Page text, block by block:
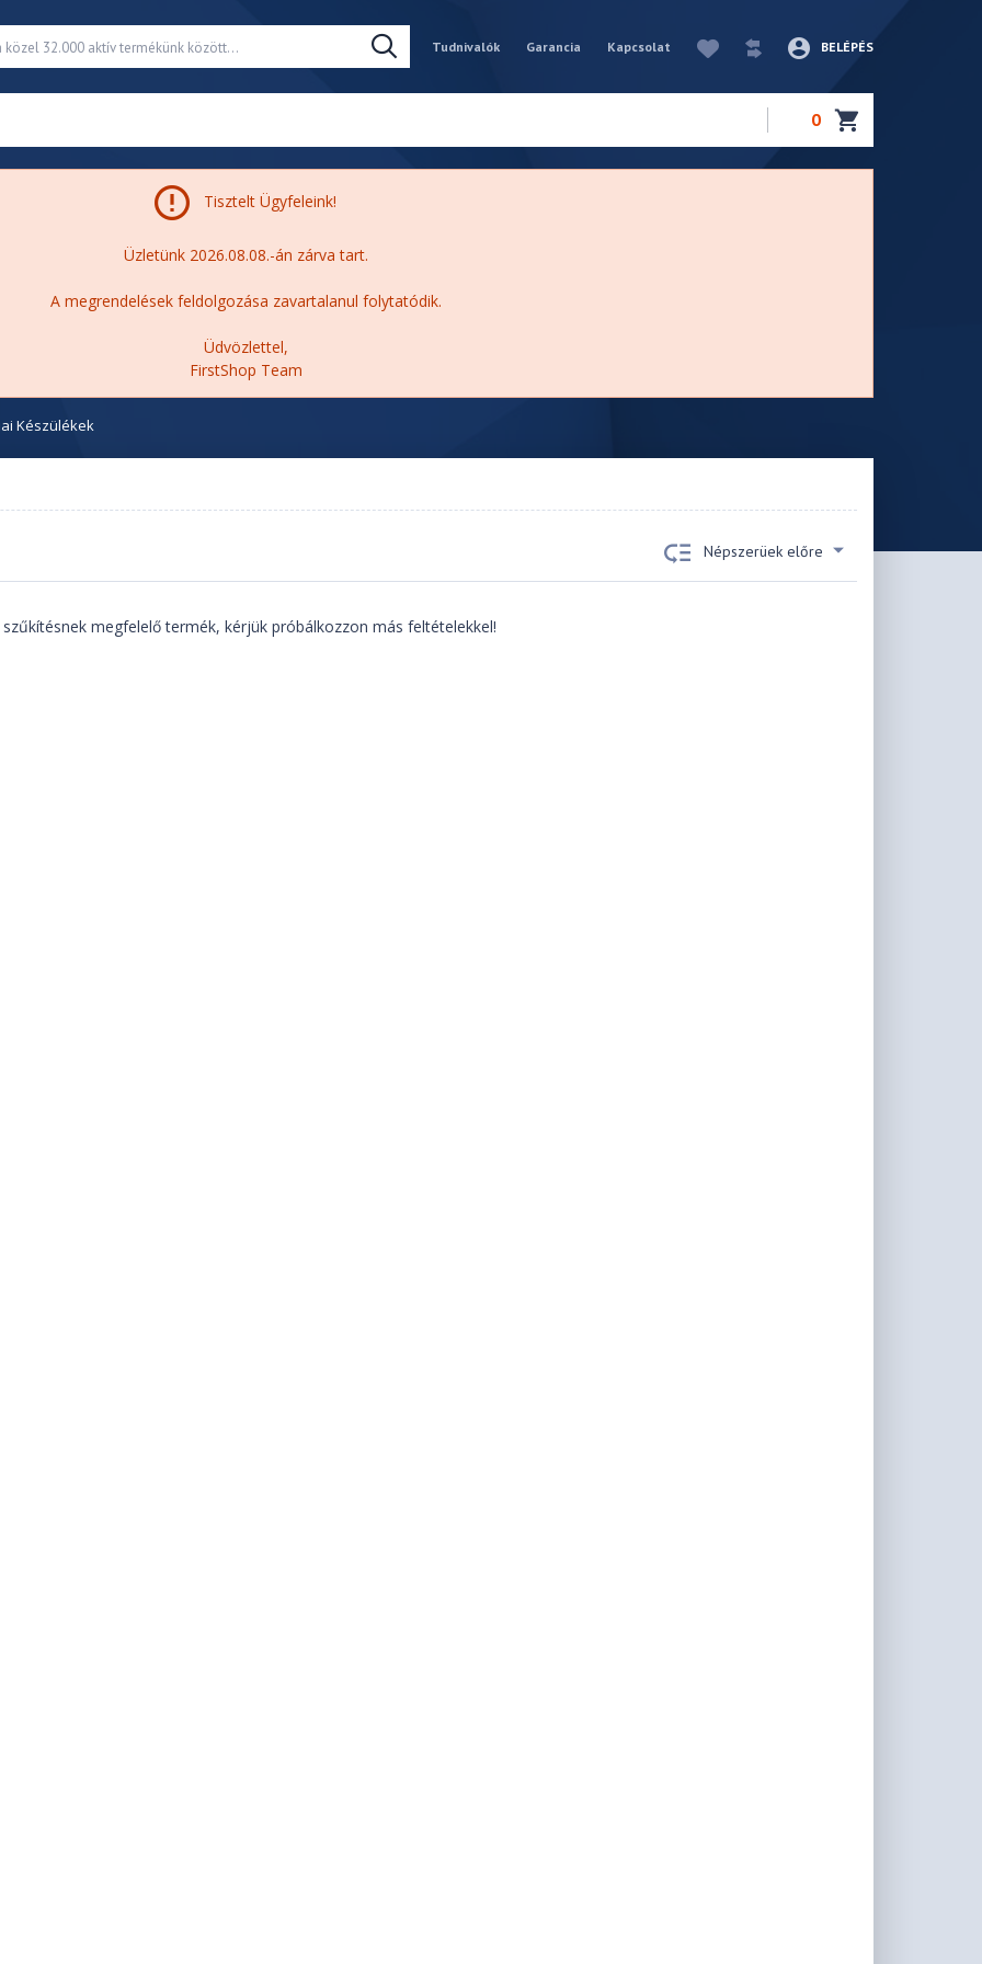
Tudnivalók Garancia Kapcsolat BELÉPÉS
0
Tisztelt Ügyfeleink!
Üzletünk 2026.08.08.-án zárva tart.
A megrendelések feldolgozása zavartalanul folytatódik.
Üdvözlettel,
FirstShop Team
Készülékek
Népszerüek előre
szűkítésnek megfelelő termék, kérjük próbálkozzon más feltételekkel!